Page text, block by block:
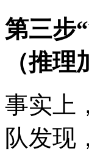
第三步“
（推
事实上
队发现